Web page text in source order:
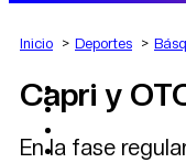
AGRO
DEPORTES
POLÍTICA
Inicio Deportes
Capri y
En la fase